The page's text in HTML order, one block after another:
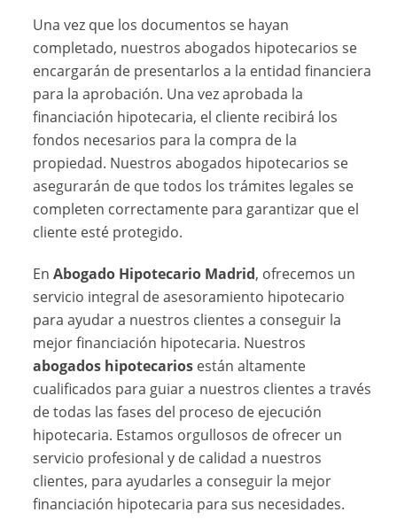
Una vez que los documentos se hayan
completado, nuestros abogados hipotecarios se
encargarán de presentarlos a la entidad financiera
para la aprobación. Una vez aprobada la
financiación hipotecaria, el cliente recibirá los
fondos necesarios para la compra de la
propiedad. Nuestros abogados hipotecarios se
asegurarán de que todos los trámites legales se
completen correctamente para garantizar que el
cliente esté protegido.
EnAbogado Hipotecario Madrid, ofrecemos un
servicio integral de asesoramiento hipotecario
para ayudar a nuestros clientes a conseguir la
mejor financiación hipotecaria. Nuestros
abogados hipotecarios están altamente
cualificados para guiar a nuestros clientes a través
de todas las fases del proceso de ejecución
hipotecaria. Estamos orgullosos de ofrecer un
servicio profesional y de calidad a nuestros
clientes, para ayudarles a conseguir la mejor
financiación hipotecaria para sus necesidades.